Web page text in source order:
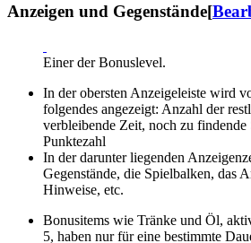
Anzeigen und Gegenstände[
Einer der Bonuslevel.
In der obersten Anzeigeleiste wird
folgendes angezeigt: Anzahl der
verbleibende Zeit, noch zu findende
Punktezahl
In der darunter liegenden
Gegenstände, die Spielbalken, das
Hinweise, etc.
Bonusitems wie Tränke und Öl,
5, haben nur für eine bestimmte